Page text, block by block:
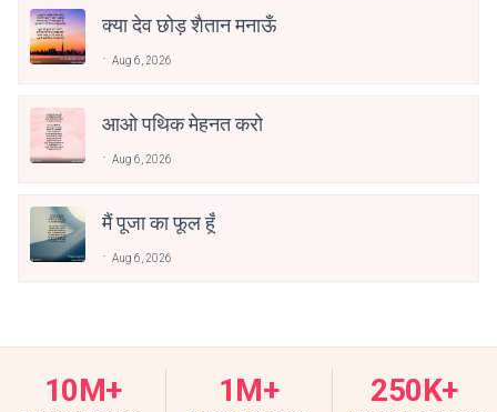
क्या देव छोड़ शैतान मनाऊँ
Aug 6, 2026
आओ पथिक मेहनत करो
Aug 6, 2026
मैं पूजा का फूल हूँ
Aug 6, 2026
10M+ 1M+ 250K+